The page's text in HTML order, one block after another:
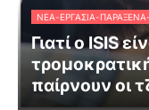
ΝΈΑ-ΕΡΓΑΣΊΑ-
Γιατί ο ISIS
παίρνουν οι